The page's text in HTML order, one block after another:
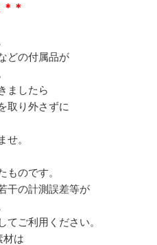
＊
どの付属品が
ましたら
取り外さずに
せ。
ものです。
干の計測誤差等が
てご利用ください。
材は